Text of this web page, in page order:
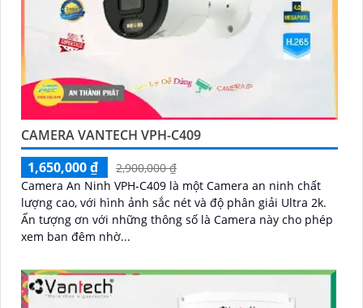
CAMERA VANTECH VPH-C409
1,650,000 ₫
2,900,000 ₫
Camera An Ninh VPH-C409 là một Camera an ninh chất
lượng cao, với hình ảnh sắc nét và độ phân giải Ultra 2k.
Ấn tượng ơn với những thông số là Camera này cho phép
xem ban đêm nhờ...